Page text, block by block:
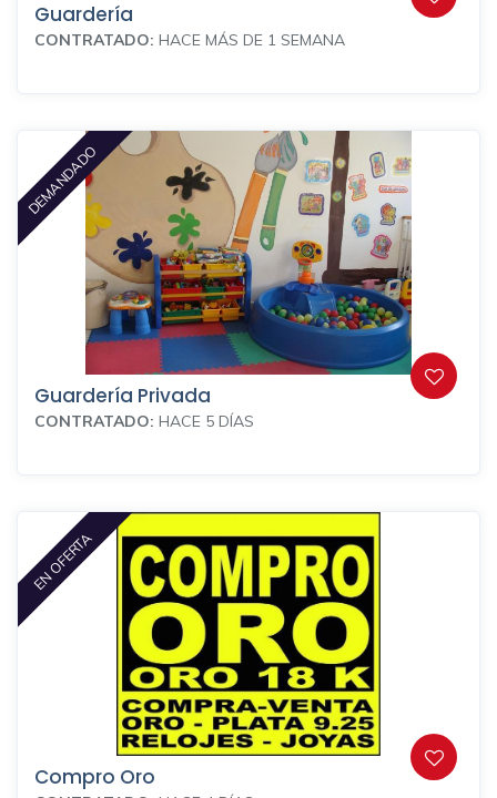
Guardería
CONTRATADO: HACE MÁS DE 1 SEMANA
DEMANDADO
Guardería Privada
CONTRATADO: HACE 5 DÍAS
EN OFERTA
Compro Oro